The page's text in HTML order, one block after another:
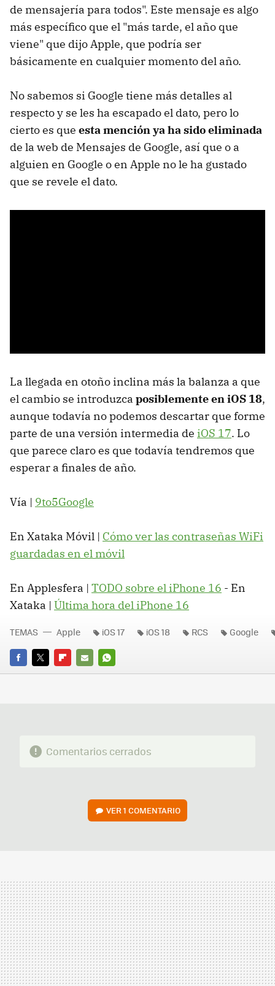
de mensajería para todos". Este mensaje es algo
más específico que el "más tarde, el año que
viene" que dijo Apple, que podría ser
básicamente en cualquier momento del año.
No sabemos si Google tiene más detalles al
respecto y se les ha escapado el dato, pero lo
cierto es que esta mención ya ha sido eliminada
de la web de Mensajes de Google, así que o a
alguien en Google o en Apple no le ha gustado
que se revele el dato.
La llegada en otoño inclina más la balanza a que
el cambio se introduzca posiblemente en iOS 18,
aunque todavía no podemos descartar que forme
parte de una versión intermedia de iOS 17. Lo
que parece claro es que todavía tendremos que
esperar a finales de año.
Vía | 9to5Google
En Xataka Móvil | Cómo ver las contraseñas WiFi
guardadas en el móvil
En Applesfera | TODO sobre el iPhone 16 - En
Xataka | Última hora del iPhone 16
FACEBOOK
TWITTERFLIPBOARD
E-
WHATSAPP
TEMAS Apple iOS 17 iOS 18 RCS Google
Comentarios cerrados
VER1 COMENTARIO